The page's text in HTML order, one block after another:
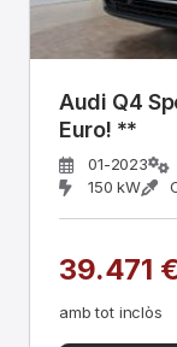
Audi Q4
Euro! **
01-2023
150 kW
39.471 €
amb tot inclòs